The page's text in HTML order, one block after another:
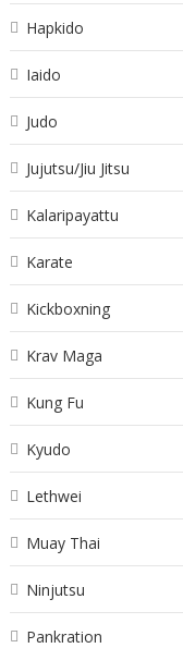
Hapkido
Iaido
Judo
Jujutsu/Jiu Jitsu
Kalaripayattu
Karate
Kickboxning
Krav Maga
Kung Fu
Kyudo
Lethwei
Muay Thai
Ninjutsu
Pankration